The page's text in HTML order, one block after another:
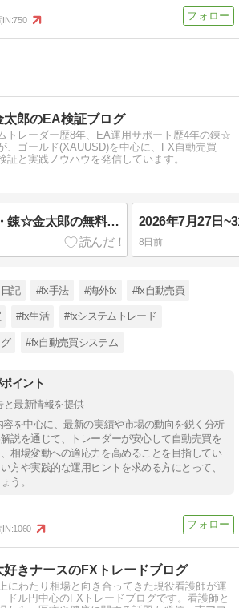
IN:750
郎のEA検証ブログ
トレーダー歴8年、EA運用サポート歴4年の錬☆
、ゴールド(XAUUSD)を中心に、FX自動売買
証と実践ノウハウを発信しています。
2026年8月3日~7日・錬☆金太郎の無料配布EA実績報告・FX自動売買
8日前
記 #fx手法 #海外fx #fx自動売買
#fx生活 #fxシステムトレード
#fx自動売買システム
イント
と最新情報を提供
を中心に、最新の実績や市場の動向を鋭く分析
説を通じて、トレーダーが安心して自動売買を
相場変動への適応力を高めることを目指してい
方や実践的な運用ヒントを求める方にとって、
う。
IN:1060
好きナースのFXトレードブログ
にわたり相場と向き合ってきた現役看護師が運
ドル円中心のFXトレードブログです。看護師と